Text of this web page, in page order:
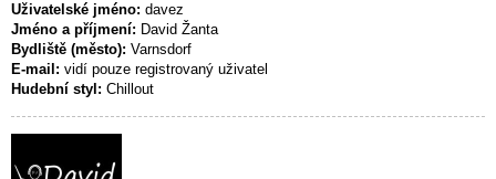
Uživatelské jméno: davez
Jméno a příjmení: David Žanta
Bydliště (město): Varnsdorf
E-mail: vidí pouze registrovaný uživatel
Hudební styl: Chillout